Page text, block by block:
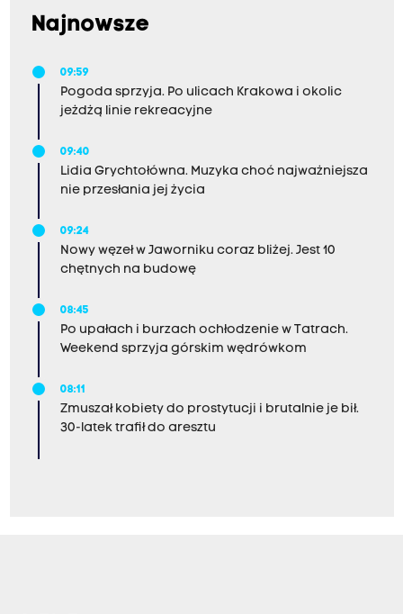
Najnowsze
09:59
Pogoda sprzyja. Po ulicach Krakowa i okolic
jeżdżą linie rekreacyjne
09:40
Lidia Grychtołówna. Muzyka choć najważniejsza
nie przesłania jej życia
09:24
Nowy węzeł w Jaworniku coraz bliżej. Jest 10
chętnych na budowę
08:45
Po upałach i burzach ochłodzenie w Tatrach.
Weekend sprzyja górskim wędrówkom
08:11
Zmuszał kobiety do prostytucji i brutalnie je bił.
30-latek trafił do aresztu